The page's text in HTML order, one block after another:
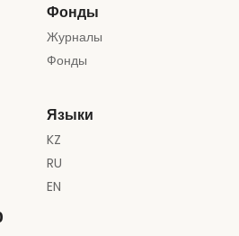
Фонды
Журналы
Фонды
Языки
KZ
RU
EN